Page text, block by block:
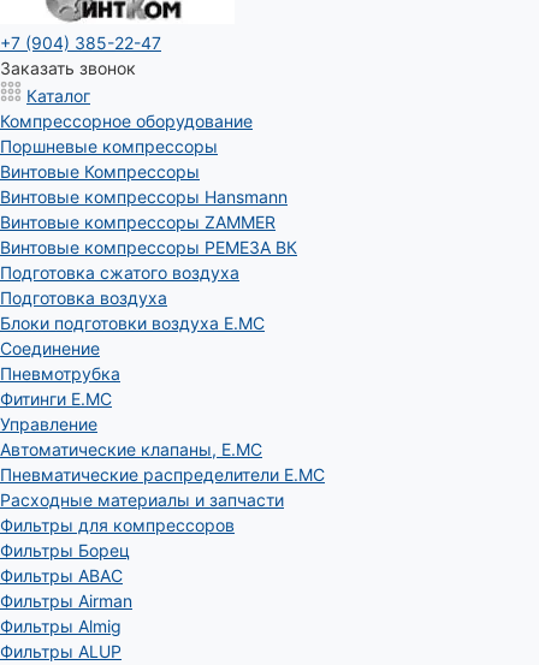
+7 (904) 385-22-47
Заказать звонок
Каталог
Компрессорное оборудование
Поршневые компрессоры
Винтовые Компрессоры
Винтовые компрессоры Hansmann
Винтовые компрессоры ZAMMER
Винтовые компрессоры РЕМЕЗА ВК
Подготовка сжатого воздуха
Подготовка воздуха
Блоки подготовки воздуха E.MC
Соединение
Пневмотрубка
Фитинги E.MC
Управление
Автоматические клапаны, Е.МС
Пневматические распределители E.MC
Расходные материалы и запчасти
Фильтры для компрессоров
Фильтры Борец
Фильтры ABAC
Фильтры Airman
Фильтры Almig
Фильтры ALUP